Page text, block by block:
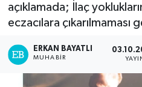
açıklamada; İlaç
eczacılara
ERKAN BAYATLI
MUHABIR